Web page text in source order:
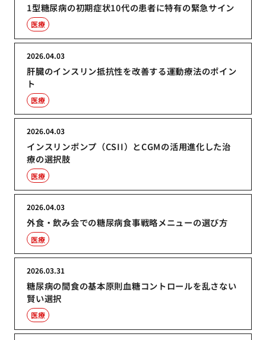
1型糖尿病の初期症状10代の患者に特有の緊急サイン
医療
肝臓のインスリン抵抗性を改善する運動療法のポイン
ト
2026.04.03
医療
インスリンポンプ（CSII）とCGMの活用進化した治
療の選択肢
2026.04.03
医療
外食・飲み会での糖尿病食事戦略メニューの選び方
2026.04.03
医療
糖尿病の間食の基本原則血糖コントロールを乱さない
賢い選択
2026.03.31
医療